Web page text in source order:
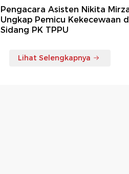
Pengacara Asisten Nikita
Ungkap Pemicu Kekecewaan
Sidang PK TPPU
Lihat Selengkapnya